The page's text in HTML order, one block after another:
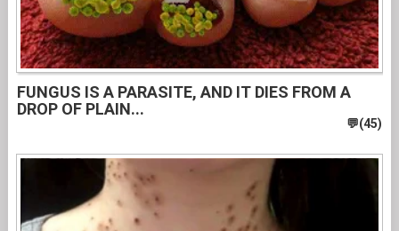
FUNGUS IS A PARASITE, AND IT DIES FROM A
DROP OF PLAIN...